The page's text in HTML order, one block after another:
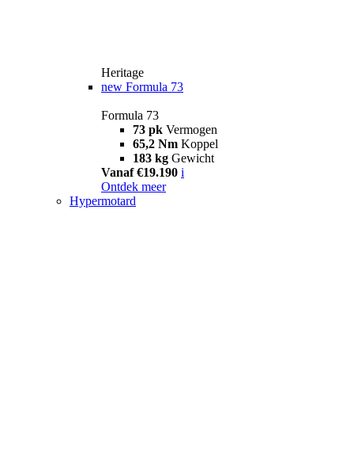
Heritage
new Formula 73
Formula 73
73 pk Vermogen
65,2 Nm Koppel
183 kg Gewicht
Vanaf €19.190 i
Ontdek meer
Hypermotard